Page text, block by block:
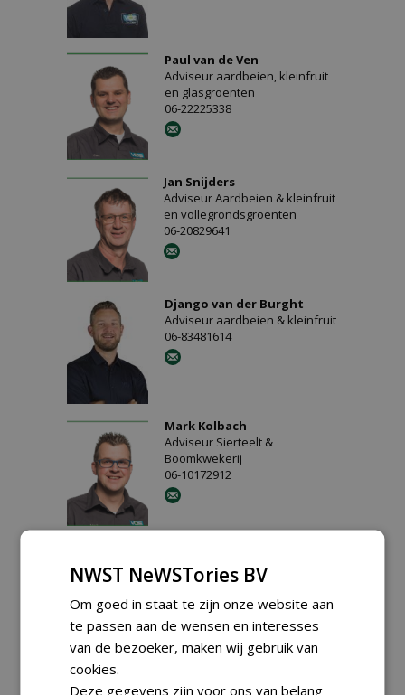
Paul van de Ven
Adviseur aardbeien, kleinfruit
en glasgroenten
06-22225338
Jan Snijders
Adviseur Aardbeien & kleinfruit
en vollegrondsgroenten
06-20829641
Django van der Burght
Adviseur aardbeien & kleinfruit
06-83481614
Mark Kolbach
Adviseur Sierteelt &
Boomkwekerij
06-10172912
Adviseur Sierteelt en
Boomkwekerij
06-51406920
Adviseur aardbeien &
NWST NeWSTories BV
Om goed in staat te zijn onze website aan
te passen aan de wensen en interesses
van de bezoeker, maken wij gebruik van
cookies.
Deze gegevens zijn voor ons van belang